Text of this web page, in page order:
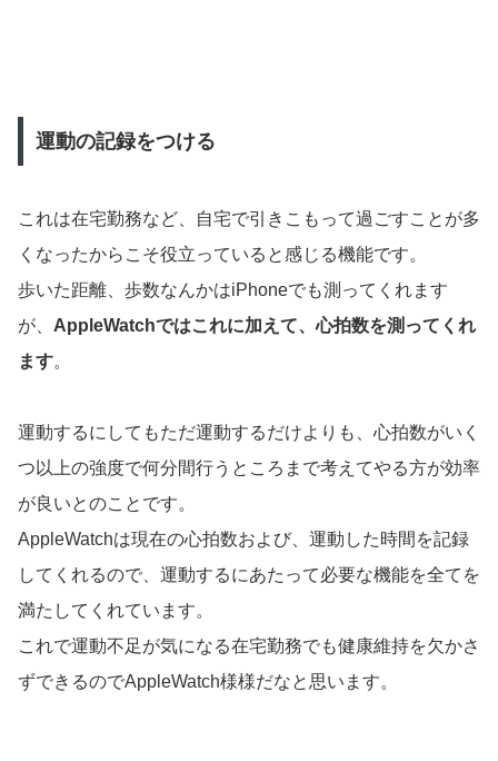
運動の記録をつける
これは在宅勤務など、自宅で引きこもって過ごすことが多
くなったからこそ役立っていると感じる機能です。
歩いた距離、歩数なんかはiPhoneでも測ってくれます
が、 AppleWatchではこれに加えて、心拍数を測ってくれ
ます。
運動するにしてもただ運動するだけよりも、心拍数がいく
つ以上の強度で何分間行うところまで考えてやる方が効率
が良いとのことです。
AppleWatchは現在の心拍数および、運動した時間を記録
してくれるので、運動するにあたって必要な機能を全てを
満たしてくれています。
これで運動不足が気になる在宅勤務でも健康維持を欠かさ
ずできるのでAppleWatch様様だなと思います。